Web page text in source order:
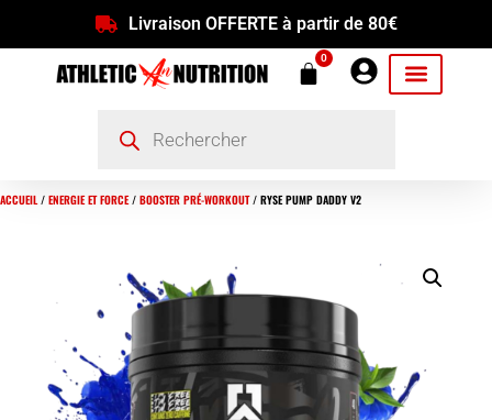
Livraison OFFERTE à partir de 80€
0
ACCUEIL/ ENERGIE ET FORCE/ BOOSTER PRÉ-WORKOUT/ RYSE PUMP DADDY V2